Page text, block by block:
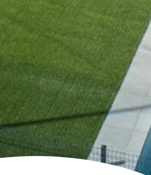
utilizados para armazenar informações
e escolhas pessoais do usuário
contínua de seus hábitos de
a eles, podemos conhecer os hábitos
e exibir publicidade relacionada ao
do usuário.